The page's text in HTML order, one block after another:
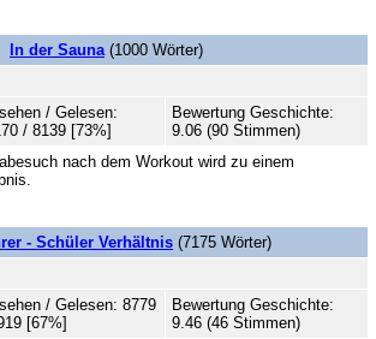
In der Sauna(1000 Wörter)
/ Gelesen:
/ 8139 [73%]
Bewertung Geschichte:
9.06 (90 Stimmen)
nach dem Workout wird zu einem
- Schüler Verhältnis (7175 Wörter)
/ Gelesen: 8779
[67%]
Bewertung Geschichte:
9.46 (46 Stimmen)